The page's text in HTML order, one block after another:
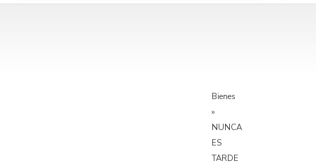
Bienes
»
NUNCA
ES
TARDE